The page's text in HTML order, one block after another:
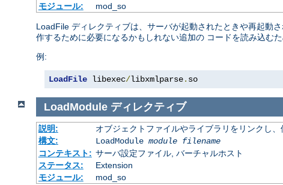
モジュール:
mod_so
LoadFile ディレクティブは、サーバが起動されたときや再起動
作するために必要になるかもしれない追加の コードを読み込むた
例:
LoadFile libexec/libxmlparse. so
LoadModule ディレクティブ
説明:
オブジェクトファイルやライブラリをリンクし
構文:
LoadModule module filename
コンテキスト: サーバ設定ファイル, バーチャルホスト
ステータス:
Extension
モジュール:
mod_so